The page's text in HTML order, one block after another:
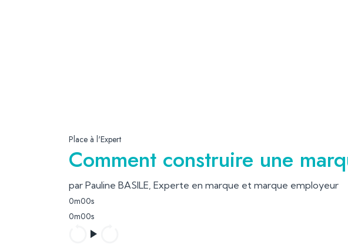
Place à l'Expert
Comment construire une
par Pauline BASILE, Experte en marque et marque employeur
0m00s
0m00s